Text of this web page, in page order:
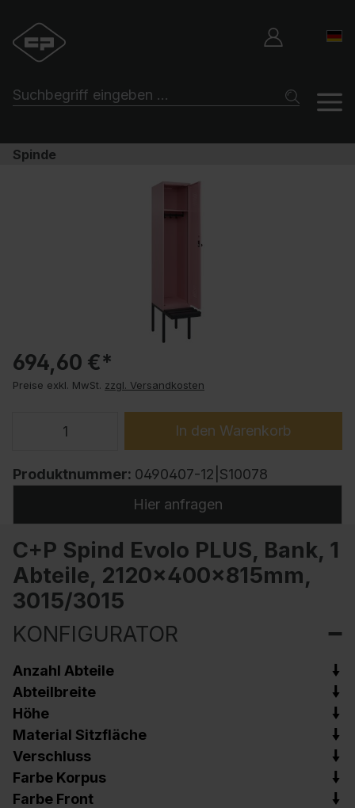
Spinde
694,60 €*
Preise exkl. MwSt. zzgl. Versandkosten
In den Warenkorb
Produktnummer: 0490407-12|S10078
Hier anfragen
C+P Spind Evolo PLUS, Bank, 1
Abteile, 2120x400x815mm,
3015/3015
KONFIGURATOR
Anzahl Abteile
Abteilbreite
Höhe
Material Sitzfläche
Verschluss
Farbe Korpus
Farbe Front